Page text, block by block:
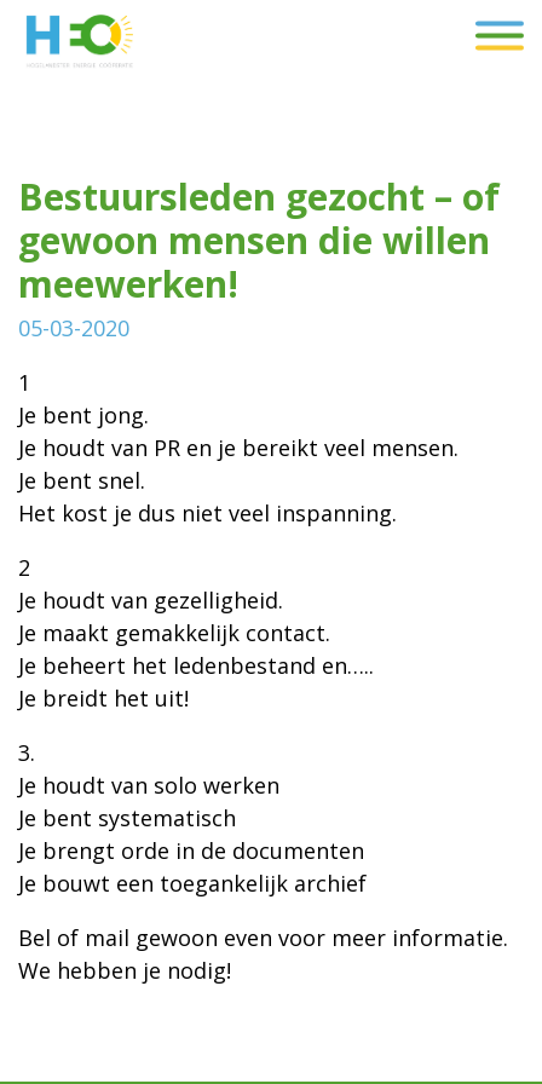
Bestuursleden gezocht – of
gewoon mensen die willen
meewerken!
05-03-2020
1
Je bent jong.
Je houdt van PR en je bereikt veel mensen.
Je bent snel.
Het kost je dus niet veel inspanning.
2
Je houdt van gezelligheid.
Je maakt gemakkelijk contact.
Je beheert het ledenbestand en…..
Je breidt het uit!
3.
Je houdt van solo werken
Je bent systematisch
Je brengt orde in de documenten
Je bouwt een toegankelijk archief
Bel of mail gewoon even voor meer informatie.
We hebben je nodig!